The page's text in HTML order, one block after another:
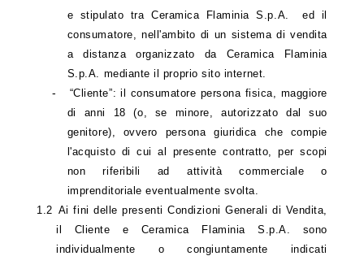
e stipulato tra Ceramica Flaminia S.p.A. ed il
consumatore, nell'ambito di un sistema di vendita
a distanza organizzato da Ceramica Flaminia
S.p.A. mediante il proprio sito internet.
-
“Cliente”: il consumatore persona fisica, maggiore
di anni 18 (o, se minore, autorizzato dal suo
genitore), ovvero persona giuridica che compie
l'acquisto di cui al presente contratto, per scopi
non riferibili ad attività commerciale o
imprenditoriale eventualmente svolta.
1.2 Ai fini delle presenti Condizioni Generali di Vendita,
il Cliente e Ceramica Flaminia S.p.A. sono
individualmente o congiuntamente indicati